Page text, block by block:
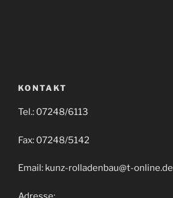
KONTAKT
Tel.: 07248/6113
Fax: 07248/5142
Email: kunz-rolladenbau@t-online.de